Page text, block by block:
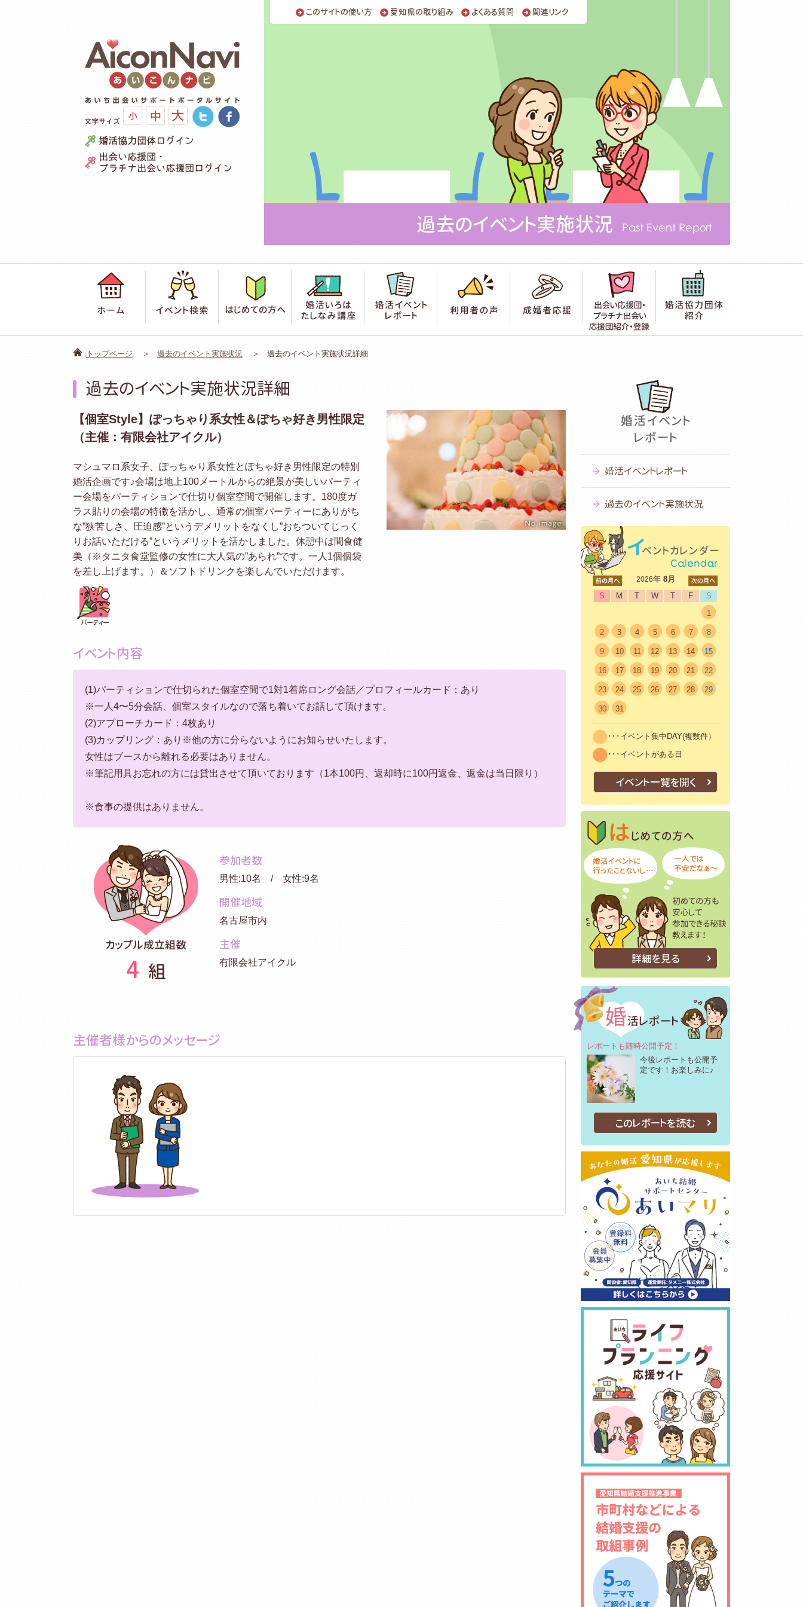
このサイトの使い方 愛知県の取り組み よくある質問 関連リンク
過去のイベント実施状況 Past Event Report
婚活いろは たしなみ講座婚活イベントレポート 出会い応援団紹介・登録
トップページ 過去のイベント実施状況 過去のイベント実施状況詳細
過去のイベント実施状況詳細
【個室Style】ぽっちゃり系女性＆ぽちゃ好き男性限定
（主催：有限会社アイクル）
マシュマロ系女子、ぽっちゃり系女性とぽちゃ好き男性限定の特別
婚活企画です♪会場は地上100メートルからの絶景が美しいパーティ
ー会場をパーティションで仕切り個室空間で開催します。180度ガ
ラス貼りの会場の特徴を活かし、通常の個室パーティーにありがち
な”狭苦しさ、圧迫感”というデメリットをなくし”おちついてじっく
りお話いただける”というメリットを活かしました。休憩中は間食健
美（※タニタ食堂監修の女性に大人気の”あられ”です。一人1個個袋
を差し上げます。）＆ソフトドリンクを楽しんでいただけます。
イベント内容
(1)パーティションで仕切られた個室空間で1対1着席ロング会話／プロフィールカード：あり
※一人4〜5分会話、個室スタイルなので落ち着いてお話して頂けます。
(2)アプローチカード：4枚あり
(3)カップリング：あり※他の方に分らないようにお知らせいたします。
女性はブースから離れる必要はありません。
※筆記用具お忘れの方には貸出させて頂いております（1本100円、返却時に100円返金、返金は当日限り）
※食事の提供はありません。
カップル成立組数
4 組
参加者数
男性:10名 / 女性:9名
開催地域
名古屋市内
主催
有限会社アイクル
主催者様からのメッセージ
婚活イベントレポート
過去のイベント実施状況
2026年 8月
S
M T W T F
S
1
2 3 4 5 6 7 8
9 10 11 12 13 14 15
16 17 18 19 20 21 22
23 24 25 26 27 28 29
30 31
･･･イベント集中DAY(複数件）
･･･イベントがある日
イベント一覧を開く
詳細を見る
レポートも随時公開予定！
今後レポートも公開予
定です！お楽しみに♪
このレポートを読む